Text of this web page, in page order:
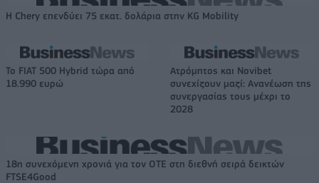
Η Chery επενδύει 75 εκατ. δολάρια στην KG Mobility
Το FIAT 500 Hybrid τώρα από
18.990 ευρώ
Ατρόμητος και Novibet
συνεχίζουν μαζί: Ανανέωση της
συνεργασίας τους μέχρι το
2028
18η συνεχόμενη χρονιά για τον ΟΤΕ στη διεθνή σειρά δεικτών
FTSE4Good